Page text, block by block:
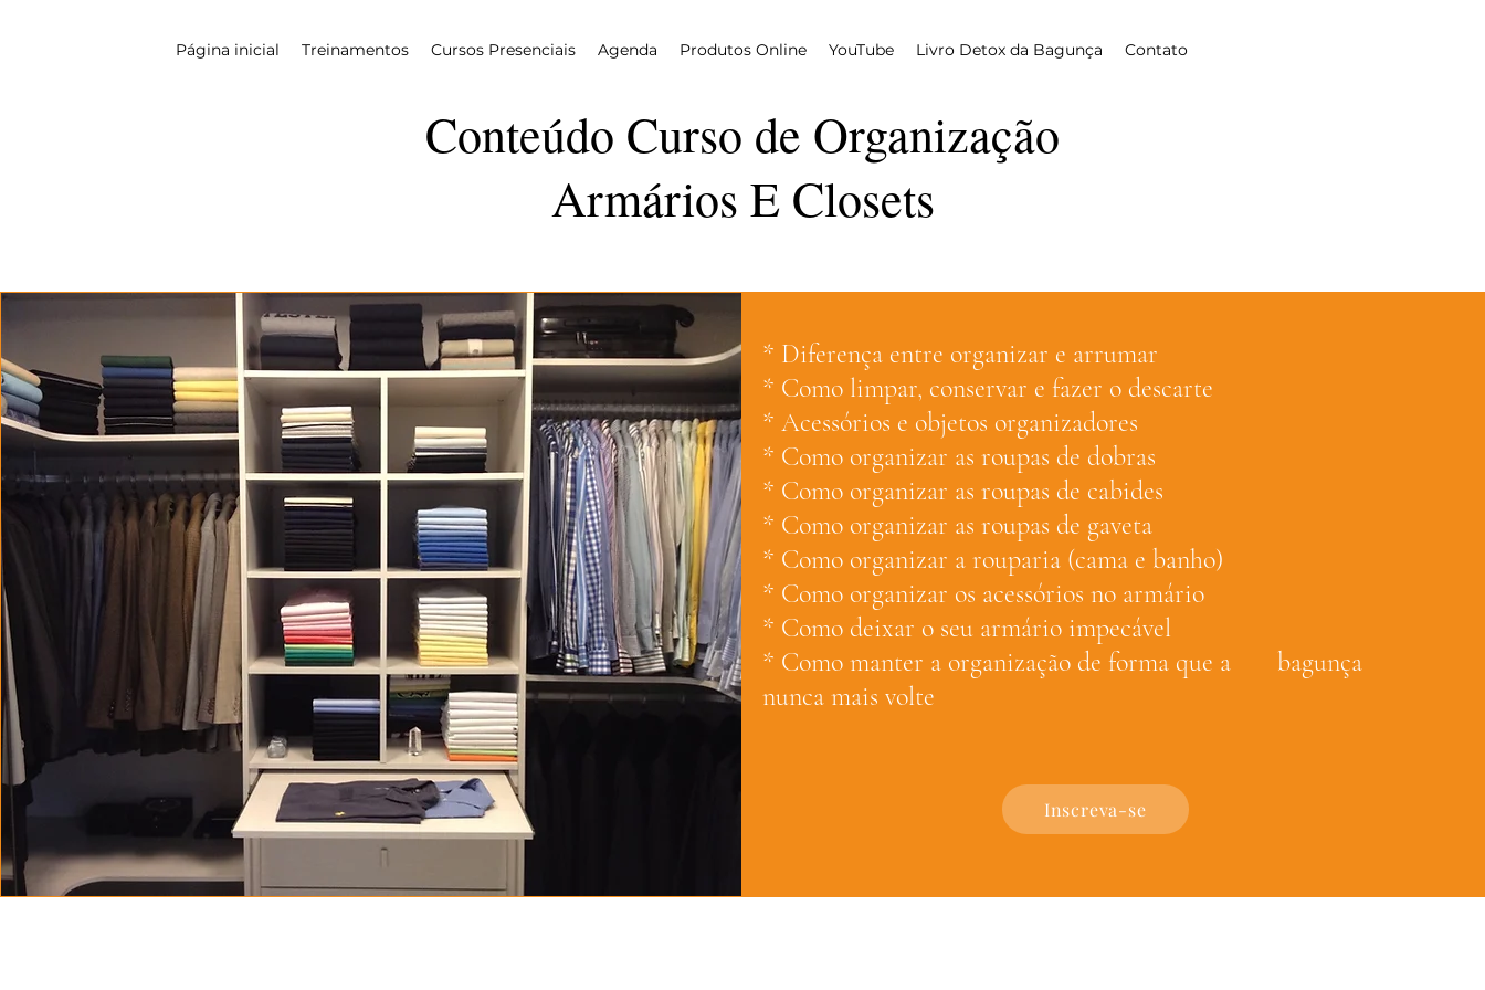
Página inicial Treinamentos Cursos Presenciais Agenda Produtos Online YouTube Livro Detox da Bagunça Contato
Conteúdo Curso de Organização
Armários E Closets
* Diferença entre organizar e arrumar
* Como limpar, conservar e fazer o descarte
* Acessórios e objetos organizadores
* Como organizar as roupas de dobras
* Como organizar as roupas de cabides
* Como organizar as roupas de gaveta
* Como organizar a rouparia (cama e banho)
* Como organizar os acessórios no armário
* Como deixar o seu armário impecável
* Como manter a organização de forma que a bagunça
nunca mais volte
Inscreva-se